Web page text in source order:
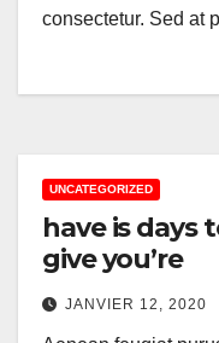
consectetur. Sed at
UNCATEGORIZED
have is days
give you’re
JANVIER 12, 2020